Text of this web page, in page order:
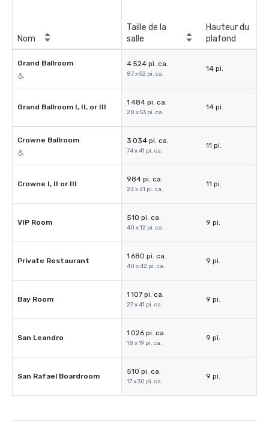
Nom
Taille de la
salle
Hauteur du
plafond
Grand Ballroom 4 524 pi. ca.
87 x 52 pi. ca.
14 pi.
Grand Ballroom I, II, or III
1 484 pi. ca.
28 x 53 pi. ca.
14 pi.
Crowne Ballroom 3 034 pi. ca.
74 x 41 pi. ca.
11 pi.
Crowne I, II or III
984 pi. ca.
24 x 41 pi. ca.
11 pi.
VIP Room
510 pi. ca.
40 x 12 pi. ca.
9 pi.
Private Restaurant
1 680 pi. ca.
40 x 42 pi. ca.
9 pi.
Bay Room
1 107 pi. ca.
27 x 41 pi. ca.
9 pi.
San Leandro
1 026 pi. ca.
18 x 19 pi. ca.
9 pi.
San Rafael Boardroom
510 pi. ca.
17 x 30 pi. ca.
9 pi.